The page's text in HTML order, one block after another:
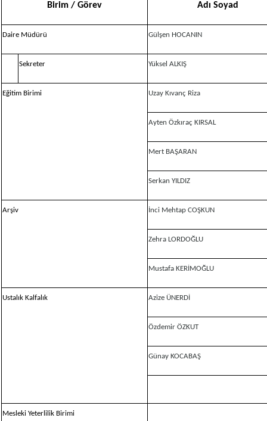
Birim / Görev Adı Soyad
Daire Müdürü Gülşen HOCANIN
Sekreter Yüksel ALKIŞ
Eğitim Birimi Uzay Kıvanç Riza
Ayten Özkıraç KIRSAL
Mert BAŞARAN
Serkan YILDIZ
Arşiv İnci Mehtap COŞKUN
Zehra LORDOĞLU
Mustafa KERİMOĞLU
Ustalık Kalfalık Azize ÜNERDİ
Özdemir ÖZKUT
Günay KOCABAŞ
Mesleki Yeterlilik Birimi